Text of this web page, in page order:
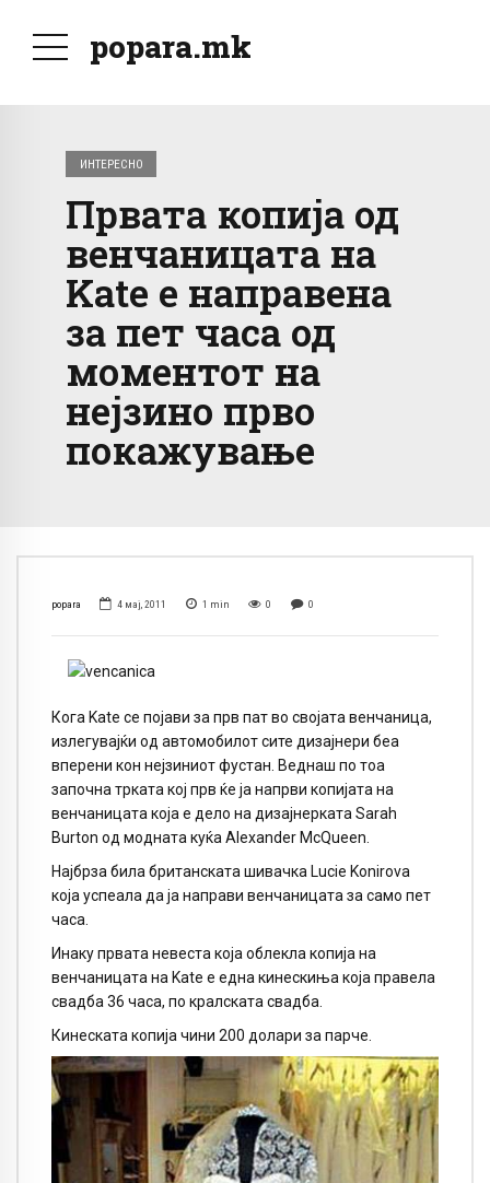
popara.mk
ИНТЕРЕСНО
Првата копија од
венчаницата на
Kate е направена
за пет часа од
моментот на
нејзино прво
покажување
popara 4 мај, 2011 1 min 0 0
Кога Kate се појави за прв пат во својата венчаница,
излегувајќи од автомобилот сите дизајнери беа
вперени кон нејзиниот фустан. Веднаш по тоа
започна трката кој прв ќе ја напрви копијата на
венчаницата која е дело на дизајнерката Sarah
Burton од модната куќа Alexander McQueen.
Најбрза била британската шивачка Lucie Konirova
која успеала да ја направи венчаницата за само пет
часа.
Инаку првата невеста која облекла копија на
венчаницата на Kate е една кинескиња која правела
свадба 36 часа, по кралската свадба.
Кинеската копија чини 200 долари за парче.